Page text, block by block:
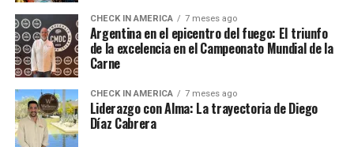
CHECK IN AMERICA 7 meses ago
Argentina en el epicentro del fuego: El triunfo
de la excelencia en el Campeonato Mundial de la
Carne
CHECK IN AMERICA 7 meses ago
Liderazgo con Alma: La trayectoria de Diego
Díaz Cabrera